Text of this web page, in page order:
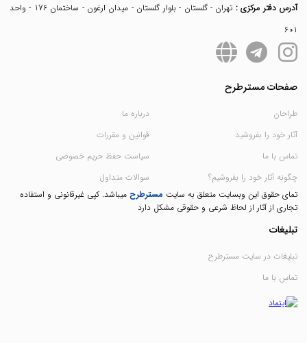
آدرس دفتر مرکزی :
تهران - گلستان - بلوار گلستان - میدان ارغون - ساختمان 176 - واحد
601
صفحات مسترطرح
طراحان
آثار خود را بفروشید
تماس با ما
چگونه آثار خود را بفروشیم؟
درباره ما
قوانین و مقررات
سیاست حفظ حریم خصوصی
سوالات متداول
تمای حقوق این وبسایت متعلق به سایت مسترطرح میباشد. کپی غیرقانونی و استفاده
تجاری از آثار از لحاظ شرعی و حقوقی مشکل دارد
تبلیغات
تبلیغات در سایت مسترطرح
تماس با ما